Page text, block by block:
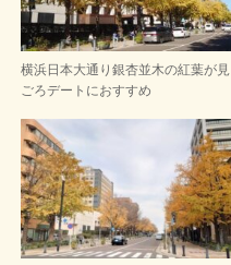
横浜日本大通り銀杏並木の紅葉が見
ごろデートにおすすめ